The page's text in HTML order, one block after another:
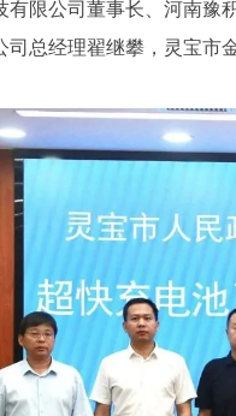
限公司董事长、河南
总经理翟继攀，灵宝市